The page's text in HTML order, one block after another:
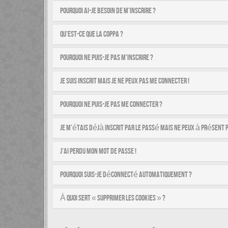
Pourquoi ai-je besoin de m’inscrire ?
Qu’est-ce que la COPPA ?
Pourquoi ne puis-je pas m’inscrire ?
Je suis inscrit mais je ne peux pas me connecter !
Pourquoi ne puis-je pas me connecter ?
Je m’étais déjà inscrit par le passé mais ne peux à présent
J’ai perdu mon mot de passe !
Pourquoi suis-je déconnecté automatiquement ?
À quoi sert « Supprimer les cookies » ?